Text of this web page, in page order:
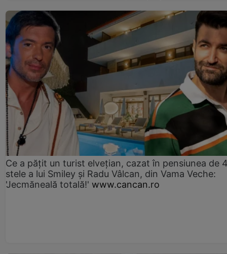
Ce a pățit un turist elvețian, cazat în pensiunea de
stele a lui Smiley și Radu Vâlcan, din Vama Veche:
'Jecmăneală totală!' www.cancan.ro